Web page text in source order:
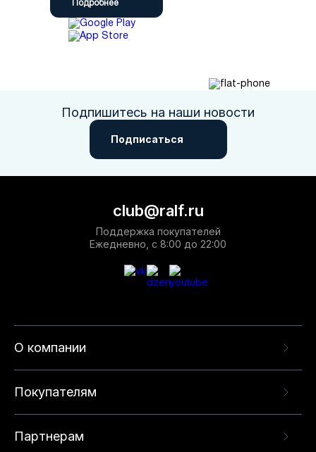
Подробнее
Подпишитесь на наши новости
Подписаться
О компании
Покупателям
Партнерам
club@ralf.ru
Поддержка покупателей
Ежедневно, с 8:00 до 22:00